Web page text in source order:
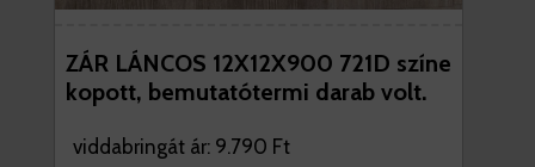
ZÁR LÁNCOS 12X12X900 721D színe
kopott, bemutatótermi darab volt.
viddabringát ár: 9.790 Ft